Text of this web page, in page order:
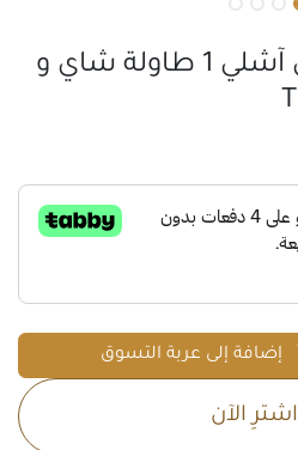
طقم طاولات شاي آشلي 1 طاولة شاي و
إضافة إلى عربة التسوق
اشترِ الآن